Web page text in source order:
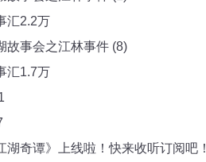
汇2.2万
故事会之江林事件 (8)
汇1.7万
湖奇谭》上线啦！快来收听订阅吧！